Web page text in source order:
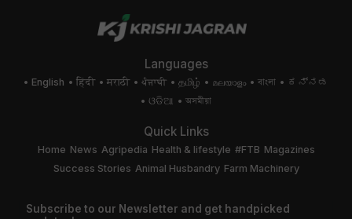
Languages
English हिंदी मराठी ਪੰਜਾਬੀ தமிழ் മലയാളം বাংলা
ಕನ್ನಡ
ଓଡିଆ
অসমীয়া
Quick Links
Home News Agripedia Health & lifestyle #FTB Magazines
Success Stories Animal Husbandry Farm Machinery
Subscribe to our Newsletter and get handpicked